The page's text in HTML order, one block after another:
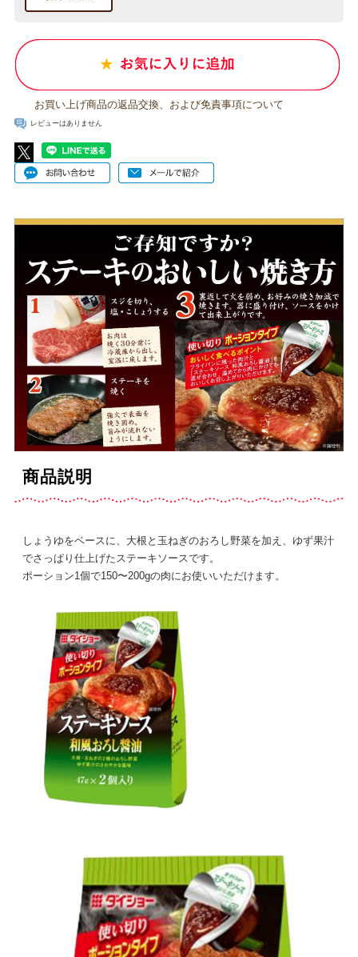
お買い上げ商品の返品交換、および免責事項について
レビューはありません
商品説明
しょうゆをベースに、大根と玉ねぎのおろし野菜を加え、ゆず果汁
でさっぱり仕上げたステーキソースです。
ポーション1個で150〜200gの肉にお使いいただけます。